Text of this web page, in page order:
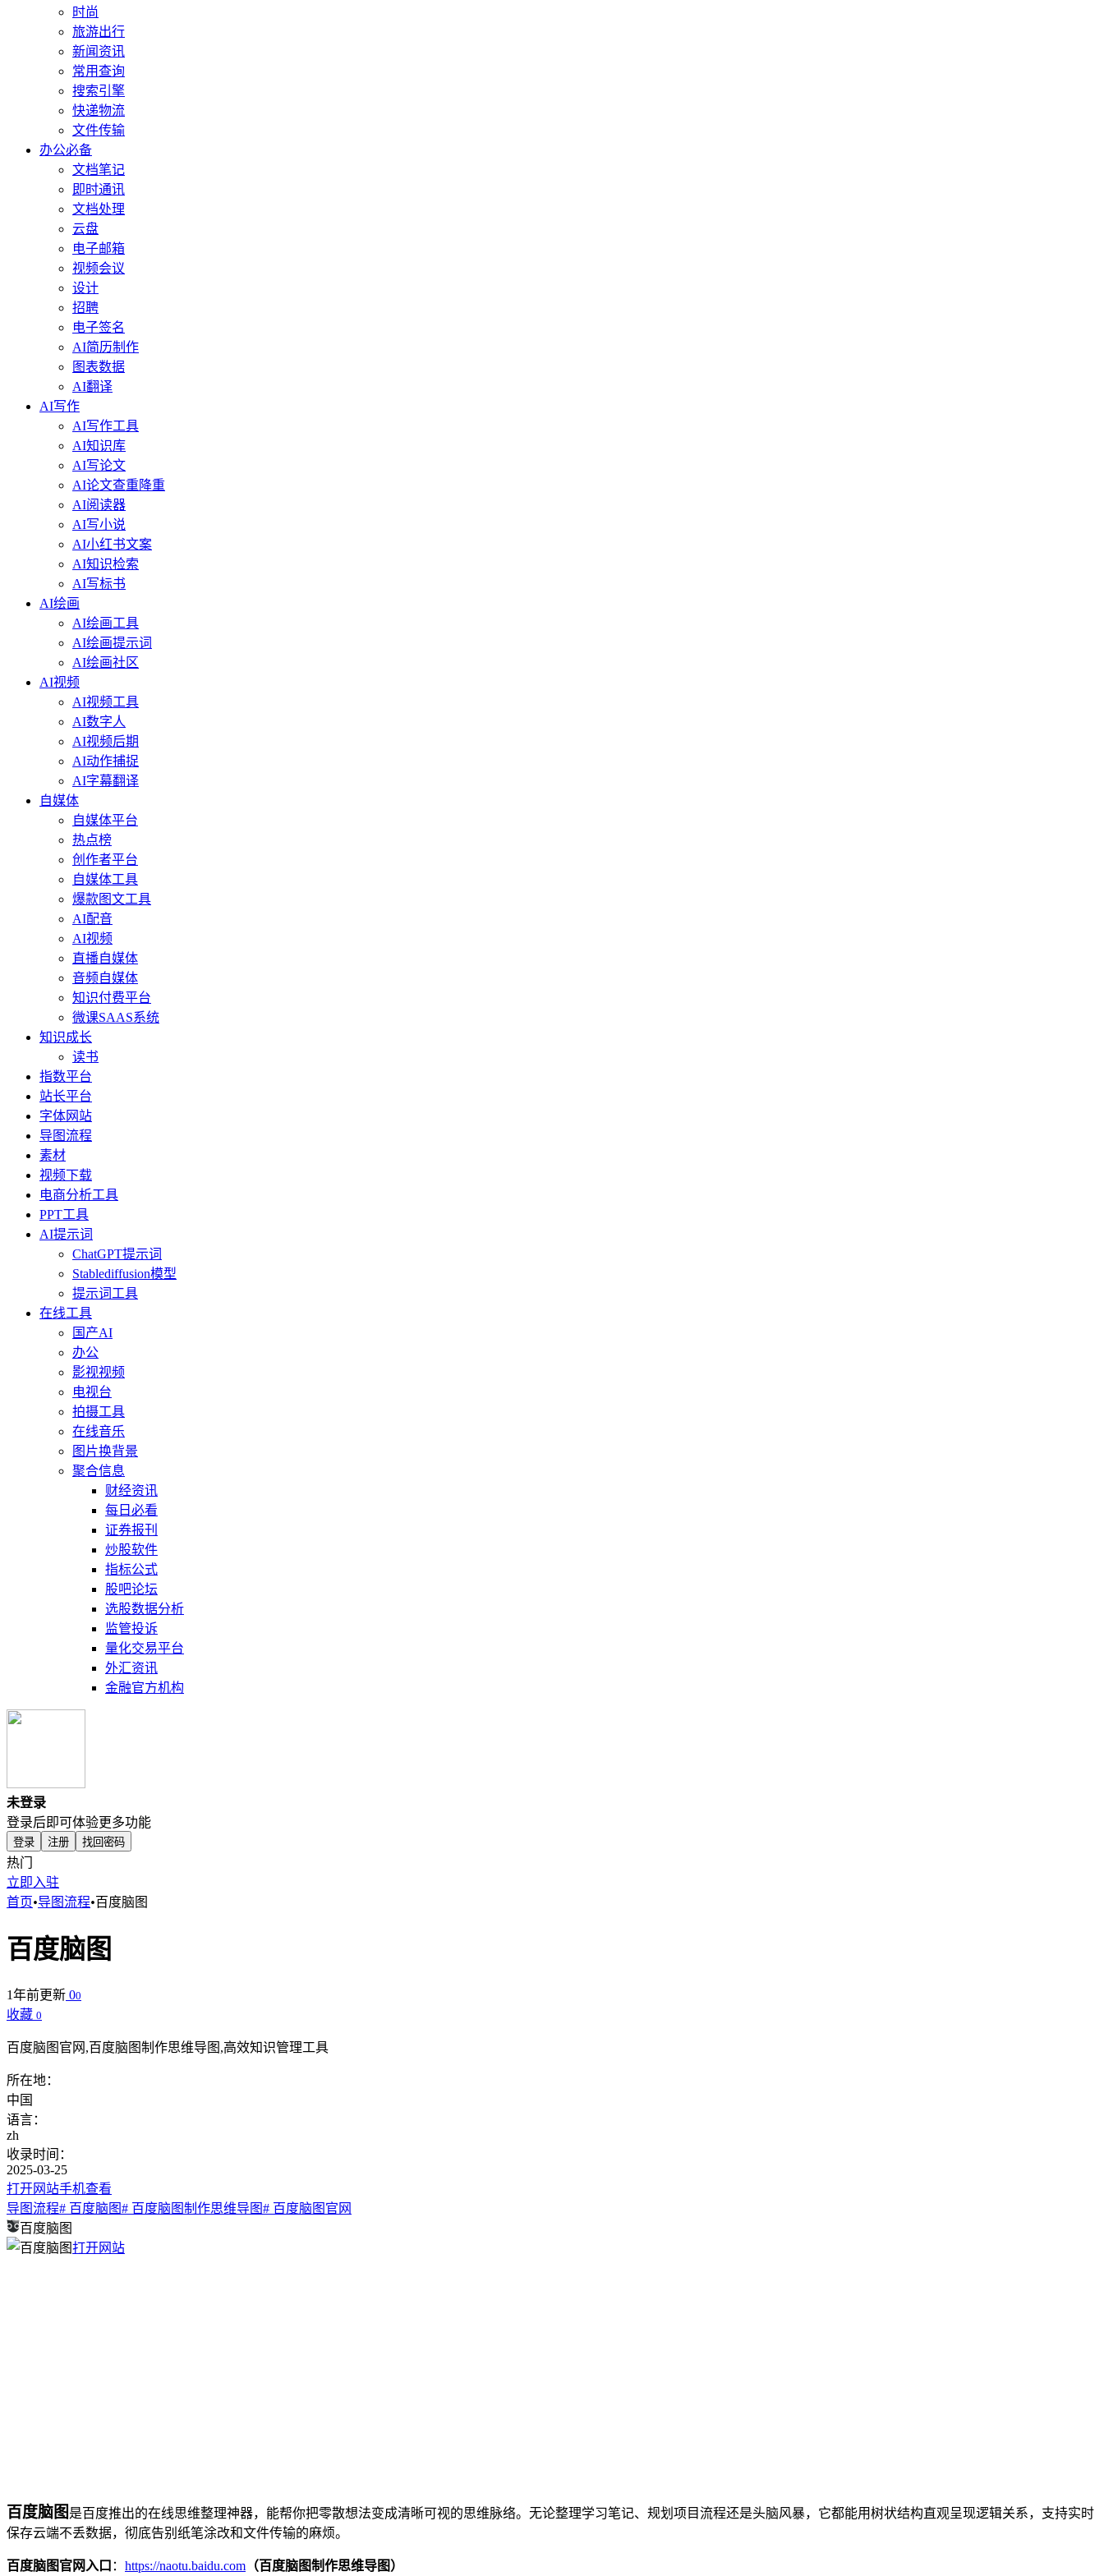
时尚
旅游出行
新闻资讯
常用查询
搜索引擎
快递物流
文件传输
办公必备
文档笔记
即时通讯
文档处理
云盘
电子邮箱
视频会议
设计
招聘
电子签名
AI简历制作
图表数据
AI翻译
AI写作
AI写作工具
AI知识库
AI写论文
AI论文查重降重
AI阅读器
AI写小说
AI小红书文案
AI知识检索
AI写标书
AI绘画
AI绘画工具
AI绘画提示词
AI绘画社区
AI视频
AI视频工具
AI数字人
AI视频后期
AI动作捕捉
AI字幕翻译
自媒体
自媒体平台
热点榜
创作者平台
自媒体工具
爆款图文工具
AI配音
AI视频
直播自媒体
音频自媒体
知识付费平台
微课SAAS系统
知识成长
读书
指数平台
站长平台
字体网站
导图流程
素材
视频下载
电商分析工具
PPT工具
AI提示词
ChatGPT提示词
Stablediffusion模型
提示词工具
在线工具
国产AI
办公
影视视频
电视台
拍摄工具
在线音乐
图片换背景
聚合信息
财经资讯
每日必看
证券报刊
炒股软件
指标公式
股吧论坛
选股数据分析
监管投诉
量化交易平台
外汇资讯
金融官方机构
未登录
登录后即可体验更多功能
登录 注册 找回密码
热门
立即入驻
首页•导图流程•百度脑图
百度脑图
1年前更新 00
收藏 0
百度脑图官网,百度脑图制作思维导图,高效知识管理工具
所在地：
中国
语言：
zh
收录时间：
2025-03-25
打开网站手机查看
导图流程# 百度脑图# 百度脑图制作思维导图# 百度脑图官网
百度脑图
打开网站
百度脑图 是百度推出的在线思维整理神器，能帮你把零散想法变成清晰可视的思维脉络。无论整理学习笔记、规划项目流程还是头脑风暴，它都能用树状结构直观呈现逻辑关系，支持实时
保存云端不丢数据，彻底告别纸笔涂改和文件传输的麻烦。
百度脑图官网入口 ： https://naotu.baidu.com （百度脑图制作思维导图）